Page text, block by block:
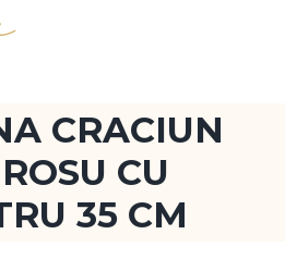
CRACIUN
CU
35 CM